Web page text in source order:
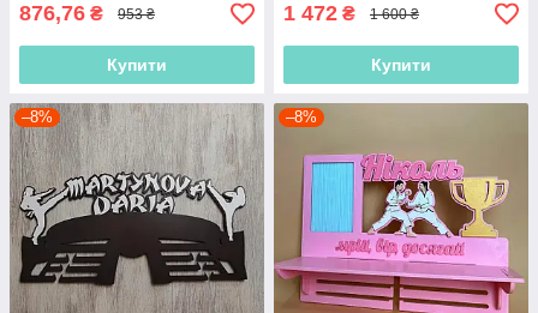
876,76 ₴ 953 ₴
Купити
1 472 ₴ 1 600 ₴
Купити
–8% –8%